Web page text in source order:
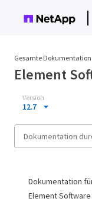
Gesamte Dokumentation
Element
Version
12.7
Dokumentation
Element Software